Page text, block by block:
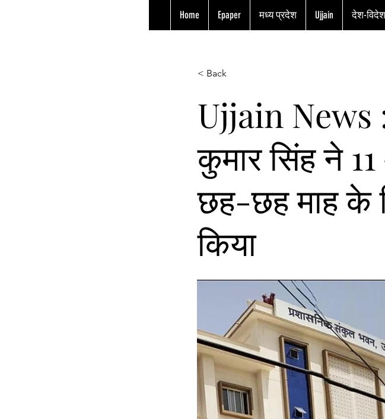
Home Epaper मध्य प्रदेश Ujjain देश-विदेश
< Back
Ujjain News
कुमार सिंह ने
छह-छह माह के
किया